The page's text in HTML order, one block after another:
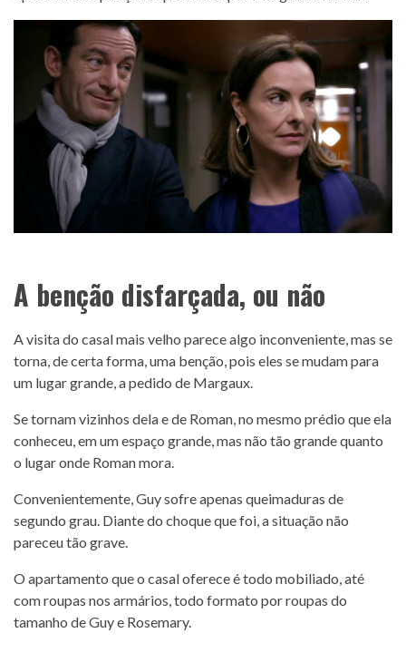
A benção disfarçada, ou não
A visita do casal mais velho parece algo inconveniente, mas se
torna, de certa forma, uma benção, pois eles se mudam para
um lugar grande, a pedido de Margaux.
Se tornam vizinhos dela e de Roman, no mesmo prédio que ela
conheceu, em um espaço grande, mas não tão grande quanto
o lugar onde Roman mora.
Convenientemente, Guy sofre apenas queimaduras de
segundo grau. Diante do choque que foi, a situação não
pareceu tão grave.
O apartamento que o casal oferece é todo mobiliado, até
com roupas nos armários, todo formato por roupas do
tamanho de Guy e Rosemary.